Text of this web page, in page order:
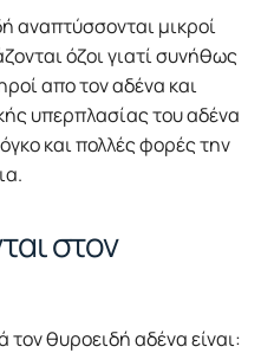
αναπτύσσονται μικροί
όζοι γιατί συνήθως
απο τον αδένα και
υπερπλασίας του αδένα
και πολλές φορές την
στον
τον θυροειδή αδένα είναι: